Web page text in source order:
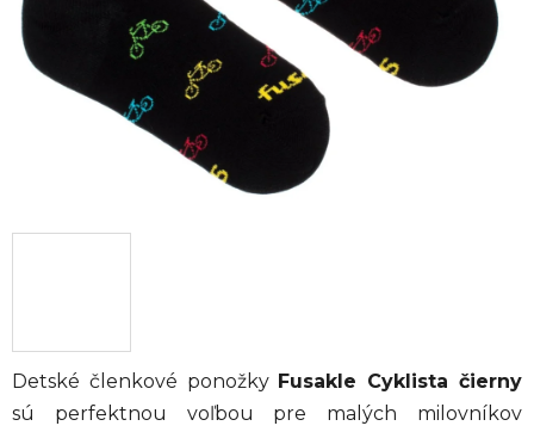
Detské členkové ponožky Fusakle Cyklista čierny
sú perfektnou voľbou pre malých milovníkov